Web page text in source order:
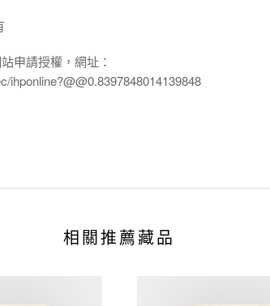
申請授權，網址：
ihponline?@@0.8397848014139848
相關推薦藏品